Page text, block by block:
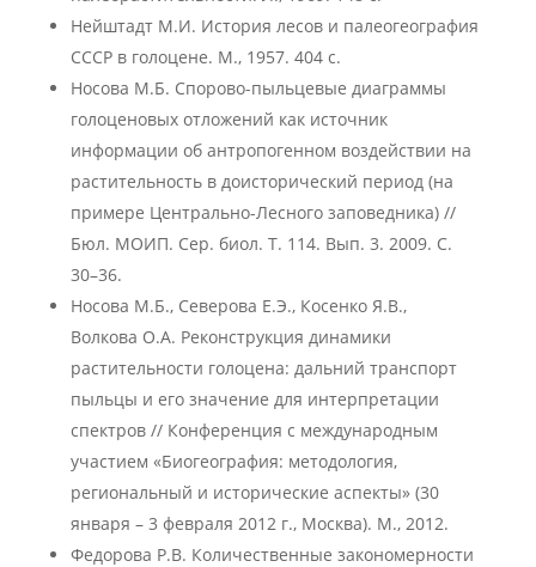
Нейштадт М.И. История лесов и палеогеография
СССР в голоцене. М., 1957. 404 с.
Носова М.Б. Спорово-пыльцевые диаграммы
голоценовых отложений как источник
информации об антропогенном воздействии на
растительность в доисторический период (на
примере Центрально-Лесного заповедника) //
Бюл. МОИП. Сер. биол. Т. 114. Вып. 3. 2009. С.
30–36.
Носова М.Б., Северова Е.Э., Косенко Я.В.,
Волкова О.А. Реконструкция динамики
растительности голоцена: дальний транспорт
пыльцы и его значение для интерпретации
спектров // Конференция с международным
участием «Биогеография: методология,
региональный и исторические аспекты» (30
января – 3 февраля 2012 г., Москва). М., 2012.
Федорова Р.В. Количественные закономерности